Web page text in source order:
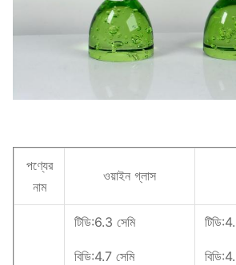
পণ্যের
নাম
ওয়াইন গ্লাস
টিডি:6.3 সেমি
বিডি:4.7 সেমি